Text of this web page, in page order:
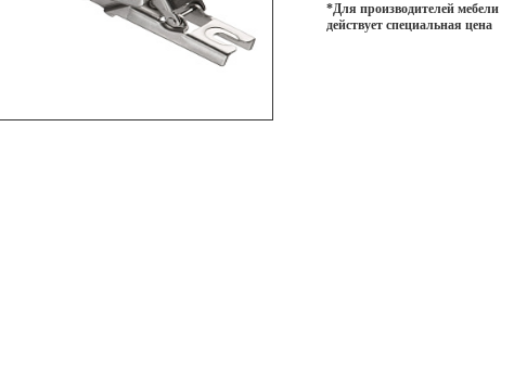
*Для производителей мебели
действует специальная цена